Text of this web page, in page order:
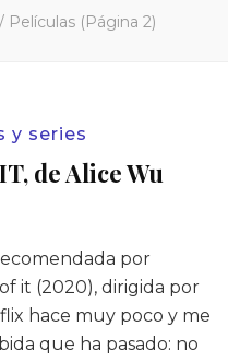
/ Películas (Página 2)
y series
de Alice Wu
por
it (2020), dirigida por
hace muy poco y me
que ha pasado: no